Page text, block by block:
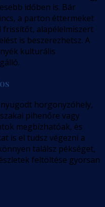
időben is. Bár
a parton éttermeket
frissítőt, alapélelmiszert
is beszerezhetsz. A
kulturális
horgonyzóhely,
pihenőre vagy
megbízhatóak, és
is el tudsz végezni a
találsz pékséget,
feltöltése gyorsan